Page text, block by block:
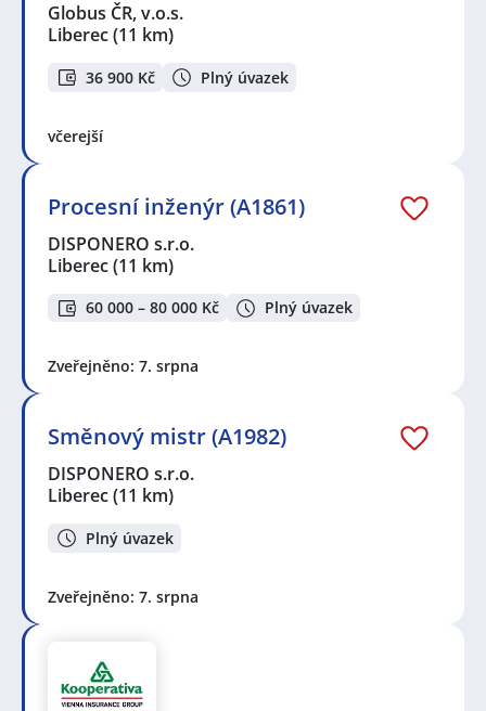
Globus ČR, v.o.s.
Liberec(11 km)
36 900 Kč Plný úvazek
včerejší
Procesní inženýr (A1861)
DISPONERO s.r.o.
Liberec(11 km)
60 000 – 80 000 Kč Plný úvazek
Zveřejněno: 7. srpna
Směnový mistr (A1982)
DISPONERO s.r.o.
Liberec(11 km)
Plný úvazek
Zveřejněno: 7. srpna